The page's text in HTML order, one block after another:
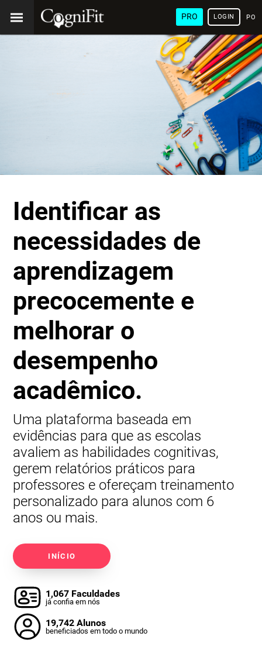
PRO LOGIN
Identificar as
necessidades de
aprendizagem
precocemente e
melhorar o
desempenho
acadêmico.
Uma plataforma baseada em
evidências para que as escolas
avaliem as habilidades cognitivas,
gerem relatórios práticos para
professores e ofereçam treinamento
personalizado para alunos com 6
anos ou mais.
INÍCIO
1,067 Faculdades
já confia em nós
19,742 Alunos
beneficiados em todo o mundo